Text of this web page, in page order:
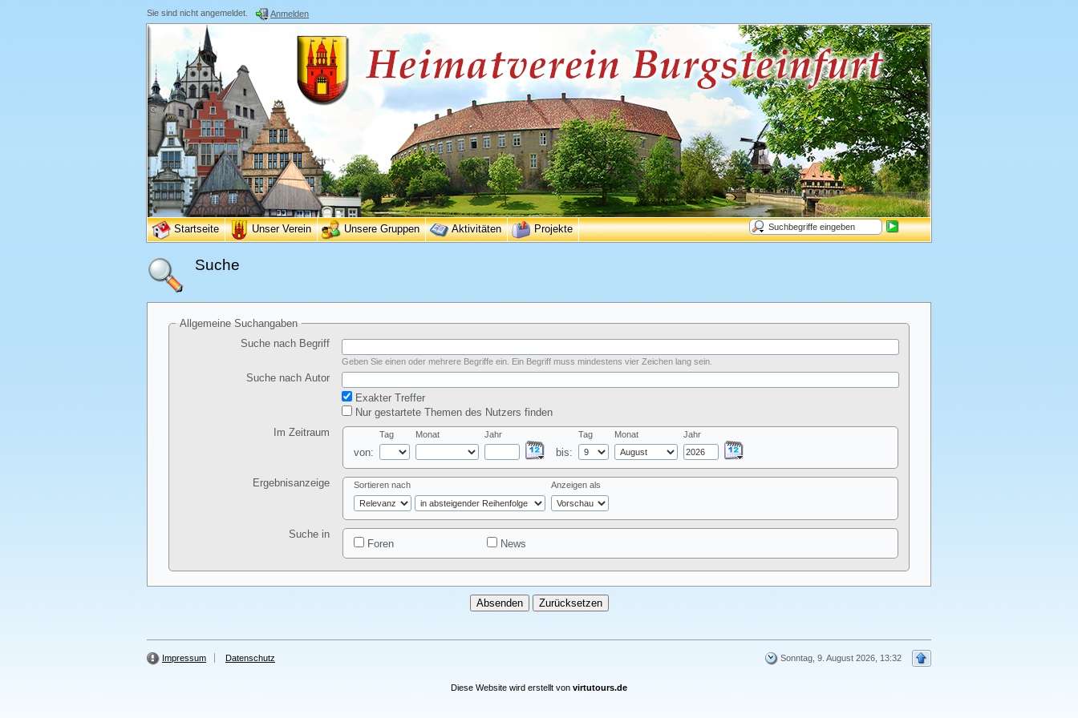
Sie sind nicht angemeldet. Anmelden
Startseite Unser Verein Unsere Gruppen Aktivitäten Projekte
Suche
Allgemeine Suchangaben
Suche nach Begriff
Geben Sie einen oder mehrere Begriffe ein. Ein Begriff muss mindestens vier Zeichen lang sein.
Suche nach Autor
Exakter Treffer
Nur gestartete Themen des Nutzers finden
Im Zeitraum
von:
Tag Monat Jahr
bis:
Tag Monat Jahr
Ergebnisanzeige Sortieren nach Anzeigen als
Suche in
Foren
News
Impressum Datenschutz Sonntag, 9. August 2026, 13:32
Diese Website wird erstellt von virtutours.de